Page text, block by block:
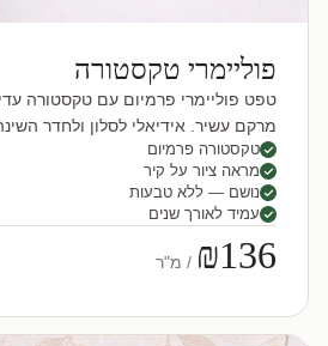
פוליימרי טקסטורה
טפט פוליימרי פרמיום עם טקסטורה
מרקם עשיר. אידיאלי לסלון ולחדר
טקסטורה פרמיום
מראה ציור על קיר
נושם — ללא טבעות
עמיד לאורך שנים
₪136 / מ"ר